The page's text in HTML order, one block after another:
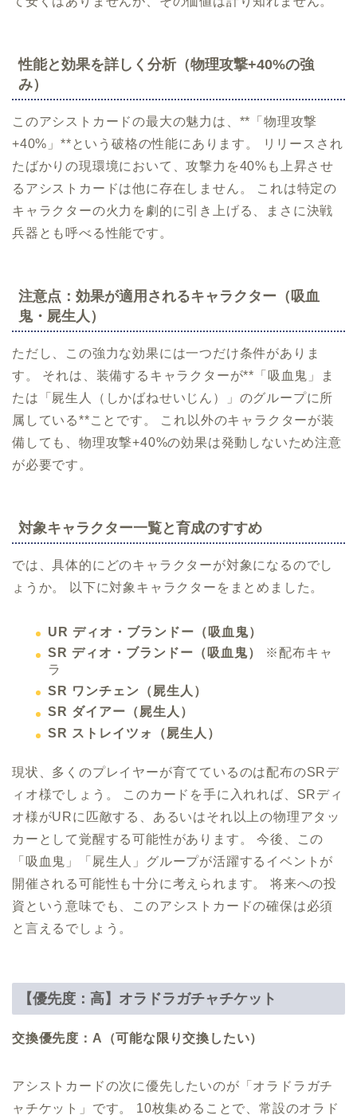
性能と効果を詳しく分析（物理攻撃+40%の強
み）
このアシストカードの最大の魅力は、**「物理攻撃
+40%」**という破格の性能にあります。 リリースされ
たばかりの現環境において、攻撃力を40%も上昇させ
るアシストカードは他に存在しません。 これは特定の
キャラクターの火力を劇的に引き上げる、まさに決戦
兵器とも呼べる性能です。
注意点：効果が適用されるキャラクター（吸血
鬼・屍生人）
ただし、この強力な効果には一つだけ条件がありま
す。 それは、装備するキャラクターが**「吸血鬼」ま
たは「屍生人（しかばねせいじん）」のグループに所
属している**ことです。 これ以外のキャラクターが装
備しても、物理攻撃+40%の効果は発動しないため注意
が必要です。
対象キャラクター一覧と育成のすすめ
では、具体的にどのキャラクターが対象になるのでし
ょうか。 以下に対象キャラクターをまとめました。
UR ディオ・ブランドー（吸血鬼）
SR ディオ・ブランドー（吸血鬼）
※配布キャ
ラ
SR ワンチェン（屍生人）
SR ダイアー（屍生人）
SR ストレイツォ（屍生人）
現状、多くのプレイヤーが育てているのは配布のSRデ
ィオ様でしょう。 このカードを手に入れれば、SRディ
オ様がURに匹敵する、あるいはそれ以上の物理アタッ
カーとして覚醒する可能性があります。 今後、この
「吸血鬼」「屍生人」グループが活躍するイベントが
開催される可能性も十分に考えられます。 将来への投
資という意味でも、このアシストカードの確保は必須
と言えるでしょう。
【優先度：高】オラドラガチャチケット
交換優先度：A（可能な限り交換したい）
アシストカードの次に優先したいのが「オラドラガチ
ャチケット」です。 10枚集めることで、常設のオラド